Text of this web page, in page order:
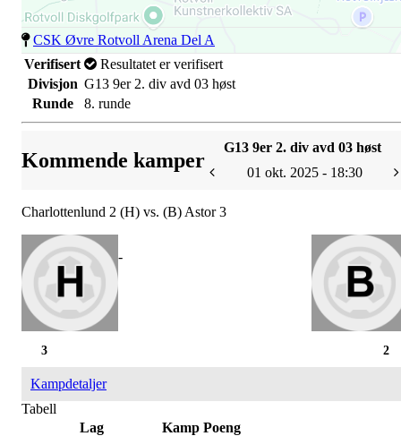
CSK Øvre Rotvoll Arena Del A
Verifisert
Resultatet er verifisert
Divisjon G13 9er 2. div avd 03 høst
Runde
8. runde
Kommende kamper
G13 9er 2. div avd 03 høst
01 okt. 2025 - 18:30
Charlottenlund 2 (H) vs. (B) Astor 3
-
2
3
Kampdetaljer
Tabell
Lag
Kamp Poeng